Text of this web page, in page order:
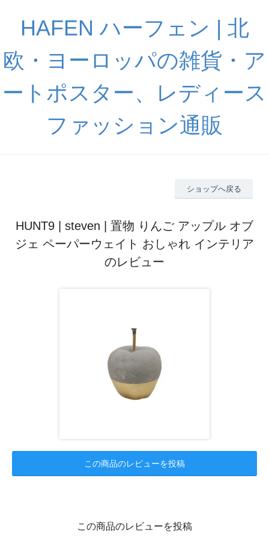
HAFEN ハーフェン | 北
欧・ヨーロッパの雑貨・ア
ートポスター、レディース
ファッション通販
ショップへ戻る
HUNT9 | steven | 置物 りんご アップル オブ
ジェ ペーパーウェイト おしゃれ インテリア
のレビュー
この商品のレビューを投稿
この商品のレビューを投稿